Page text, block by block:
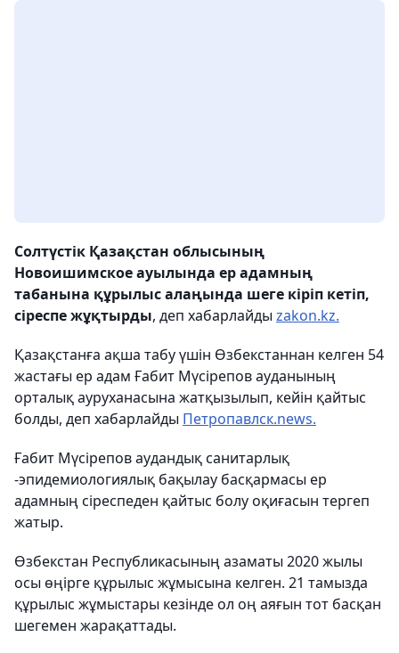
Солтүстік Қазақстан облысының
Новоишимское ауылында ер адамның
табанына құрылыс алаңында шеге кіріп кетіп,
сіреспе жұқтырды, деп хабарлайды zakon.kz.
Қазақстанға ақша табу үшін Өзбекстаннан келген 54
жастағы ер адам Ғабит Мүсірепов ауданының
орталық ауруханасына жатқызылып, кейін қайтыс
болды, деп хабарлайды Петропавлск.news.
Ғабит Мүсірепов аудандық санитарлық
-эпидемиологиялық бақылау басқармасы ер
адамның сіреспеден қайтыс болу оқиғасын тергеп
жатыр.
Өзбекстан Республикасының азаматы 2020 жылы
осы өңірге құрылыс жұмысына келген. 21 тамызда
құрылыс жұмыстары кезінде ол оң аяғын тот басқан
шегемен жарақаттады.